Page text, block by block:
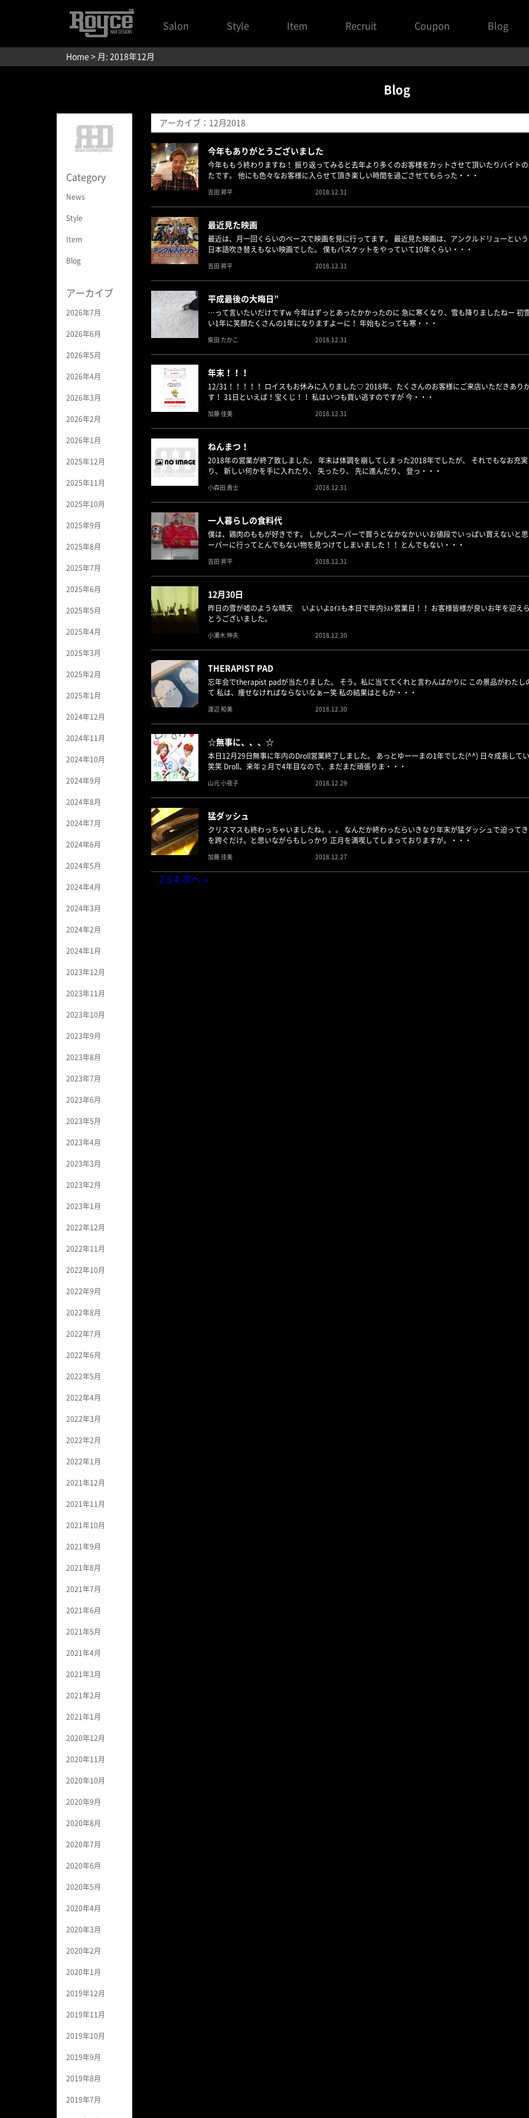
Salon Style Item Recruit Coupon Blog
Home > 月: 2018年12月
Blog
Category
News
Style
Item
Blog
アーカイブ
2026年7月
2026年6月
2026年5月
2026年4月
2026年3月
2026年2月
2026年1月
2025年12月
2025年11月
2025年10月
2025年9月
2025年8月
2025年7月
2025年6月
2025年5月
2025年4月
2025年3月
2025年2月
2025年1月
2024年12月
2024年11月
2024年10月
2024年9月
2024年8月
2024年7月
2024年6月
2024年5月
2024年4月
2024年3月
2024年2月
2024年1月
2023年12月
2023年11月
2023年10月
2023年9月
2023年8月
2023年7月
2023年6月
2023年5月
2023年4月
2023年3月
2023年2月
2023年1月
2022年12月
2022年11月
2022年10月
2022年9月
2022年8月
2022年7月
2022年6月
2022年5月
2022年4月
2022年3月
2022年2月
2022年1月
2021年12月
2021年11月
2021年10月
2021年9月
2021年8月
2021年7月
2021年6月
2021年5月
2021年4月
2021年3月
2021年2月
2021年1月
2020年12月
2020年11月
2020年10月
2020年9月
2020年8月
2020年7月
2020年6月
2020年5月
2020年4月
2020年3月
2020年2月
2020年1月
2019年12月
2019年11月
2019年10月
2019年9月
2019年8月
2019年7月
アーカイブ：12月2018
今年もありがとうございました
今年ももう終わりますね！ 振り返ってみると去年より多くのお客様をカットさせて頂いたりバイト
たです。 他にも色々なお客様に入らせて頂き楽しい時間を過ごさせてもらった・・・
吉田 昇平 2018.12.31
最近見た映画
最近は、月一回くらいのペースで映画を見に行ってます。 最近見た映画は、アンクルドリューとい
日本語吹き替えもない映画でした。 僕もバスケットをやっていて10年くらい・・・
吉田 昇平 2018.12.31
平成最後の大晦日”
…って言いたいだけですw 今年はずっとあったかかったのに 急に寒くなり、雪も降りましたねー
い1年に笑顔たくさんの1年になりますよーに！ 年始もとっても寒・・・
柴田 たかこ 2018.12.31
年末！！！
12/31！！！！！ ロイスもお休みに入りました♡ 2018年、たくさんのお客様にご来店いただきあり
す！ 31日といえば！宝くじ！！ 私はいつも買い逃すのですが 今・・・
加藤 佳美 2018.12.31
ねんまつ！
2018年の営業が終了致しました。 年末は体調を崩してしまった2018年でしたが、 それでもなお充
り、 新しい何かを手に入れたり、 失ったり、 先に進んだり、 登っ・・・
小森田 貴士 2018.12.31
一人暮らしの食料代
僕は、鶏肉のももが好きです。 しかしスーパーで買うとなかなかいいお値段でいっぱい買えないと
ーパーに行ってとんでもない物を見つけてしまいました！！ とんでもない・・・
吉田 昇平 2018.12.31
12月30日
昨日の雪が嘘のような晴天 いよいよﾛｲｽも本日で年内ﾗｽﾄ営業日！！ お客様皆様が良いお年を迎え
とうございました。
小瀬木 伸夫 2018.12.30
THERAPIST PAD
忘年会でtherapist padが当たりました。 そう。私に当ててくれと言わんばかりに この景品がわた
て 私は、痩せなければならないなぁー笑 私の結果はともか・・・
渡辺 和美 2018.12.30
☆無事に、、、☆
本日12月29日無事に年内のDroll営業終了しました。 あっとゆーーまの1年でした(^^) 日々成長して
笑笑 Droll、来年２月で4年目なので、まだまだ頑張りま・・・
山元 小夜子 2018.12.29
猛ダッシュ
クリスマスも終わっちゃいましたね。。。 なんだか終わったらいきなり年末が猛ダッシュで迫って
を跨ぐだけ。と思いながらもしっかり 正月を満喫してしまっておりますが。・・・
加藤 佳美 2018.12.27
2 3 4 次へ »